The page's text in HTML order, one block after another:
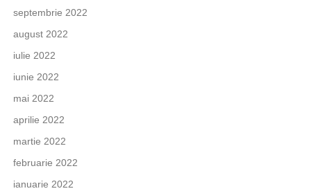
septembrie 2022
august 2022
iulie 2022
iunie 2022
mai 2022
aprilie 2022
martie 2022
februarie 2022
ianuarie 2022